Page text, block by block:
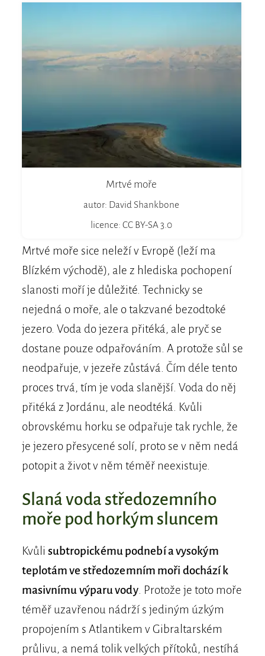
Mrtvé moře
autor: David Shankbone
licence: CC BY-SA 3.0
Mrtvé moře sice neleží v Evropě (leží ma
Blízkém východě), ale z hlediska pochopení
slanosti moří je důležité. Technicky se
nejedná o moře, ale o takzvané bezodtoké
jezero. Voda do jezera přitéká, ale pryč se
dostane pouze odpařováním. A protože sůl se
neodpařuje, v jezeře zůstává. Čím déle tento
proces trvá, tím je voda slanější. Voda do něj
přitéká z Jordánu, ale neodtéká. Kvůli
obrovskému horku se odpařuje tak rychle, že
je jezero přesycené solí, proto se v něm nedá
potopit a život v něm téměř neexistuje.
Slaná voda středozemního
moře pod horkým sluncem
Kvůli subtropickému podnebí a vysokým
teplotám ve středozemním moři dochází k
masivnímu výparu vody. Protože je toto moře
téměř uzavřenou nádrží s jediným úzkým
propojením s Atlantikem v Gibraltarském
průlivu, a nemá tolik velkých přítoků, nestíhá